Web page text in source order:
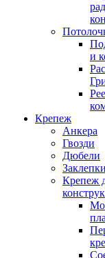
и
Крепеж
Анкера
Гвозди
Дюбели
Заклепки
Крепеж